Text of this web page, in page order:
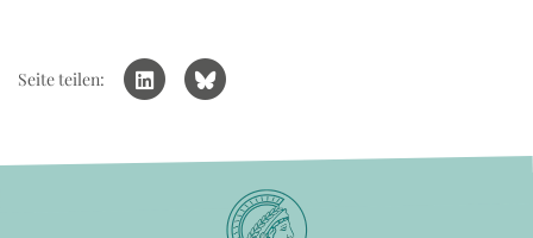
Seite teilen: